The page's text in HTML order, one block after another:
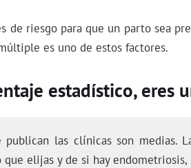
de riesgo para que un parto sea
es uno de estos factores.
estadístico, eres
las clínicas son medias.
elijas y de si hay endometriosis,